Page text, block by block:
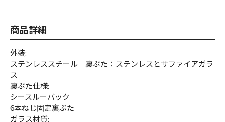
商品詳細
外装:
ステンレススチール 裏ぶた：ステンレスとサファイアガラ
ス
裏ぶた仕様:
シースルーバック
6本ねじ固定裏ぶた
ガラス材質: